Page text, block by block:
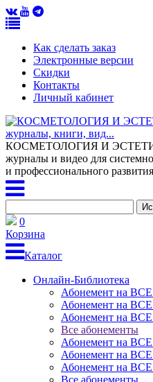
Как сделать заказ
Электронные версии
Скидки
Контакты
Личный кабинет
КОСМЕТОЛОГИЯ И
журналы и видео для
и профессионального развития
0
Корзина
Каталог
Онлайн-Библиотека
Абонемент на
Абонемент на
Абонемент на
Все абонементы
Абонемент на
Абонемент на
Абонемент на
Все абонементы